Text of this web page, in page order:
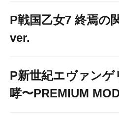
P戦国乙女7 終焉の
ver.
P新世紀エヴァン
哮〜PREMIUM